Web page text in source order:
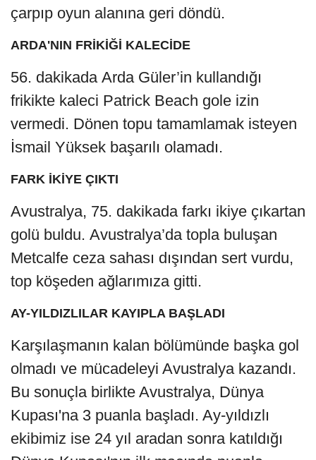
çarpıp oyun alanına geri döndü.
ARDA'NIN FRİKİĞİ KALECİDE
56. dakikada Arda Güler’in kullandığı
frikikte kaleci Patrick Beach gole izin
vermedi. Dönen topu tamamlamak isteyen
İsmail Yüksek başarılı olamadı.
FARK İKİYE ÇIKTI
Avustralya, 75. dakikada farkı ikiye çıkartan
golü buldu. Avustralya’da topla buluşan
Metcalfe ceza sahası dışından sert vurdu,
top köşeden ağlarımıza gitti.
AY-YILDIZLILAR KAYIPLA BAŞLADI
Karşılaşmanın kalan bölümünde başka gol
olmadı ve mücadeleyi Avustralya kazandı.
Bu sonuçla birlikte Avustralya, Dünya
Kupası'na 3 puanla başladı. Ay-yıldızlı
ekibimiz ise 24 yıl aradan sonra katıldığı